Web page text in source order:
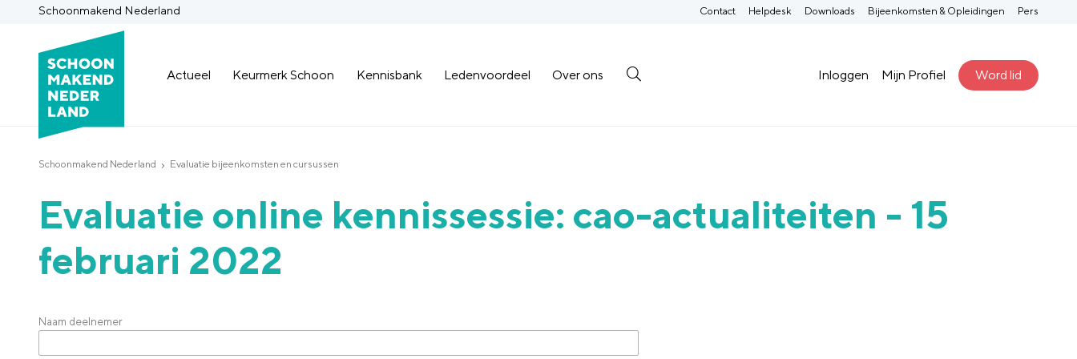
Schoonmakend Nederland
Actueel Keurmerk Schoon Kennisbank Ledenvoordeel Over ons Inloggen Mijn Profiel Word lid
Contact Helpdesk Downloads Bijeenkomsten & Opleidingen Pers
Schoonmakend Nederland Evaluatie bijeenkomsten en cursussen
Evaluatie online kennissessie: cao-actualiteiten - 15
februari 2022
Naam deelnemer